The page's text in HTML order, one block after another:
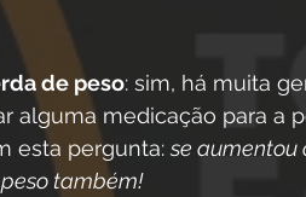
de peso: sim, há muita
alguma medicação para a
esta pergunta: se aumentou
também!